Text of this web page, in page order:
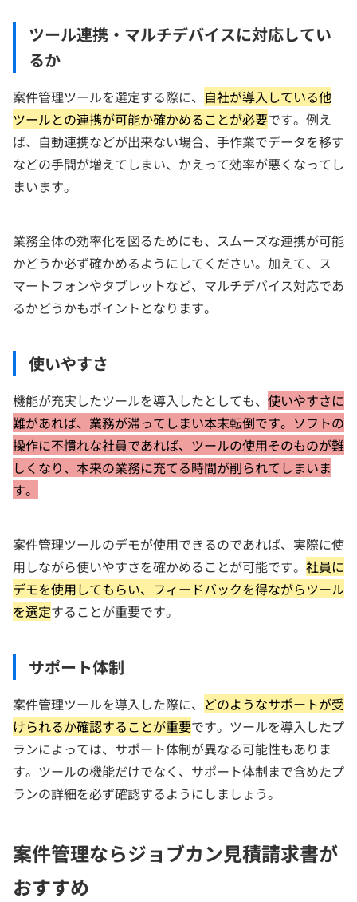
ツール連携・マルチデバイスに対応してい
るか
案件管理ツールを選定する際に、 自社が導入している他
ツールとの連携が可能か確かめることが必要です。例え
ば、自動連携などが出来ない場合、手作業でデータを移す
などの手間が増えてしまい、かえって効率が悪くなってし
まいます。
業務全体の効率化を図るためにも、スムーズな連携が可能
かどうか必ず確かめるようにしてください。加えて、ス
マートフォンやタブレットなど、マルチデバイス対応であ
るかどうかもポイントとなります。
使いやすさ
機能が充実したツールを導入したとしても、 使いやすさに
難があれば、業務が滞ってしまい本末転倒です。ソフトの
操作に不慣れな社員であれば、ツールの使用そのものが難
しくなり、本来の業務に充てる時間が削られてしまいま
す。
案件管理ツールのデモが使用できるのであれば、実際に使
用しながら使いやすさを確かめることが可能です。 社員に
デモを使用してもらい、フィードバックを得ながらツール
を選定することが重要です。
サポート体制
案件管理ツールを導入した際に、 どのようなサポートが受
けられるか確認することが重要です。ツールを導入したプ
ランによっては、サポート体制が異なる可能性もありま
す。ツールの機能だけでなく、サポート体制まで含めたプ
ランの詳細を必ず確認するようにしましょう。
案件管理ならジョブカン見積請求書が
おすすめ